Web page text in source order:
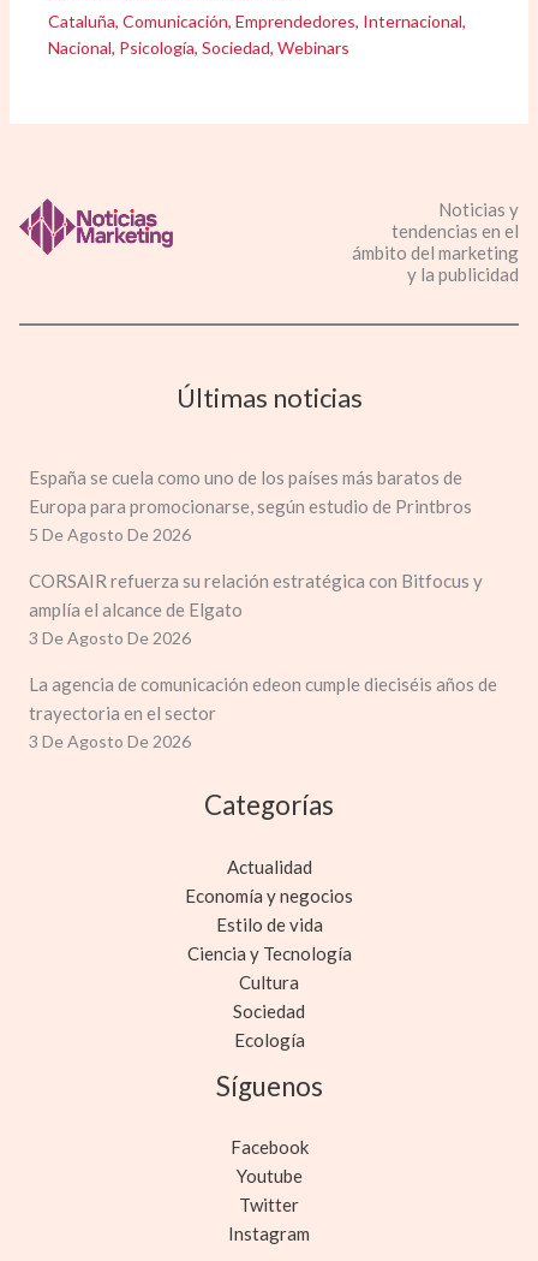
Cataluña,Comunicación,Emprendedores, Internacional,
Nacional, Psicología,Sociedad,Webinars
Noticias y
tendencias en el
ámbito del marketing
y la publicidad
Últimas noticias
España se cuela como uno de los países más baratos de
Europa para promocionarse, según estudio de Printbros
5 De Agosto De 2026
CORSAIR refuerza su relación estratégica con Bitfocus y
amplía el alcance de Elgato
3 De Agosto De 2026
La agencia de comunicación edeon cumple dieciséis años de
trayectoria en el sector
3 De Agosto De 2026
Categorías
Actualidad
Economía y negocios
Estilo de vida
Ciencia y Tecnología
Cultura
Sociedad
Ecología
Síguenos
Facebook
Youtube
Twitter
Instagram